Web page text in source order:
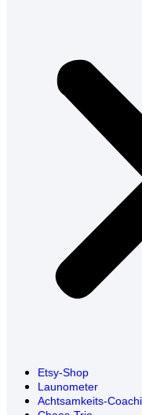
Etsy-Shop
Launometer
Achtsamkeits-